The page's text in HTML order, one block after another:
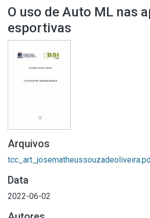
O uso de Auto ML nas
esportivas
Arquivos
Data
2022-06-02